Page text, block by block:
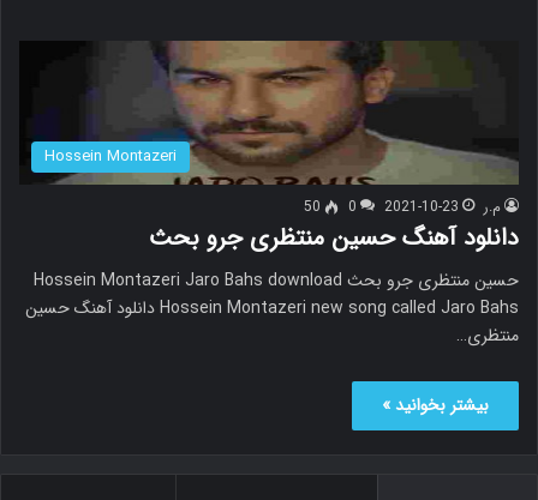
Hossein Montazeri
م.ر 2021-10-23
0
50
دانلود آهنگ حسین منتظری جرو بحث
حسین منتظری جرو بحث Hossein Montazeri Jaro Bahs download
Hossein Montazeri new song called Jaro Bahs دانلود آهنگ حسین
منتظری…
بیشتر بخوانید »